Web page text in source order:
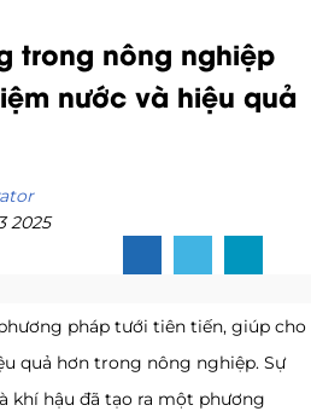
trong nông nghiệp
nước và hiệu quả
2025
pháp tưới tiên tiến, giúp cho
quả hơn trong nông nghiệp. Sự
khí hậu đã tạo ra một phương